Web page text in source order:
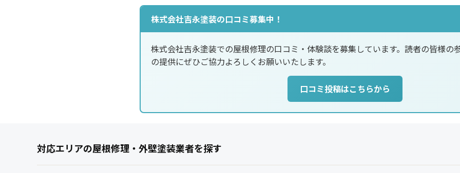
株式会社吉永塗装の口コミ募集中！
株式会社吉永塗装での屋根修理の口コミ・体験談を募集しています。読者の皆様の
の提供にぜひご協力よろしくお願いいたします。
口コミ投稿はこちらから
対応エリアの屋根修理・外壁塗装業者を探す